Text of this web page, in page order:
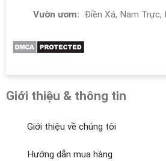
Vườn ươm: Điền Xá, Nam Trực,
Giới thiệu & thông tin
Giới thiệu về chúng tôi
Hướng dẫn mua hàng